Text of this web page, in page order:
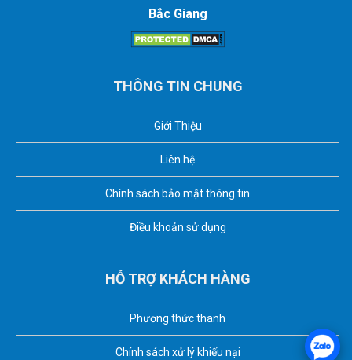
Bắc Giang
THÔNG TIN CHUNG
Giới Thiệu
Liên hệ
Chính sách bảo mật thông tin
Điều khoản sử dụng
HỖ TRỢ KHÁCH HÀNG
Phương thức thanh
Chính sách xử lý khiếu nại